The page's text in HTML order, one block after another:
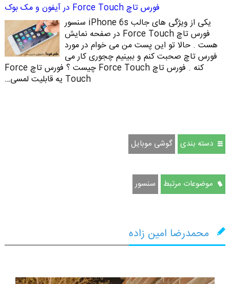
فورس تاچ Force Touch در آیفون و مک بوک
یکی از ویژگی های جالب iPhone 6s سنسور
فورس تاچ Force Touch در صفحه نمایش
هست . حالا تو این پست من می خوام در مورد
فورس تاچ صحبت کنم و ببینیم چجوری کار می
کنه . فورس تاچ Force Touch چیست ؟ فورس تاچ Force
Touch یه قابلیت لمسی…
دسته بندی گوشی موبایل
موضوعات مرتبط سنسور
محمدرضا امین زاده